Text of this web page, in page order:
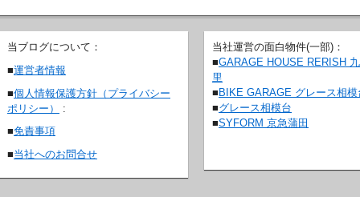
当ブログについて：
■運営者情報
■個人情報保護方針（プライバシー
ポリシー）
:
■免責事項
■当社へのお問合せ
当社運営の面白物件(一部)：
■GARAGE HOUSE RERISH
里
■ BIKE GARAGE グレース相模
■グレース相模台
■SYFORM 京急蒲田